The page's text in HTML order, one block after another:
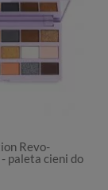
Revo-
paleta cieni do